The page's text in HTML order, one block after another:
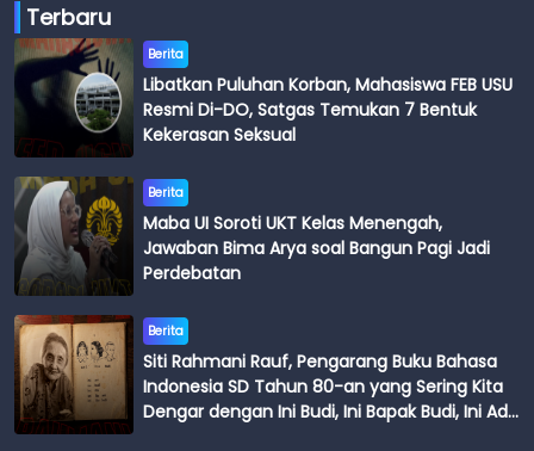
Terbaru
Berita
Libatkan Puluhan Korban, Mahasiswa FEB USU
Resmi Di-DO, Satgas Temukan 7 Bentuk
Kekerasan Seksual
Berita
Maba UI Soroti UKT Kelas Menengah,
Jawaban Bima Arya soal Bangun Pagi Jadi
Perdebatan
Berita
Siti Rahmani Rauf, Pengarang Buku Bahasa
Indonesia SD Tahun 80-an yang Sering Kita
Dengar dengan Ini Budi, Ini Bapak Budi, Ini Adik